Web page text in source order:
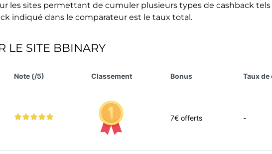
les sites permettant de cumuler plusieurs types de cashback tels
indiqué dans le comparateur est le taux total.
LE SITE BBINARY
Note (/5) Classement Bonus Taux
7€ offerts -